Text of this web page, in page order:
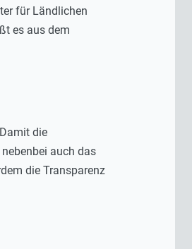
für Ländlichen
es aus dem
die
auch das
die Transparenz